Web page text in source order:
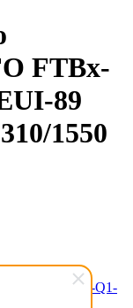
FTBx-
89
1550